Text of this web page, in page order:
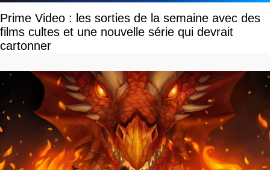
Prime Video : les sorties de la semaine avec des
films cultes et une nouvelle série qui devrait
cartonner